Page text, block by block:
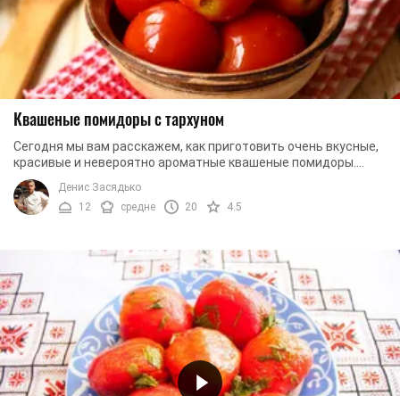
Квашеные помидоры с тархуном
Сегодня мы вам расскажем, как приготовить очень вкусные,
красивые и невероятно ароматные квашеные помидоры.
Секрет этого рецепта заключается в ...
Денис Засядько
12
средне 20 4.5